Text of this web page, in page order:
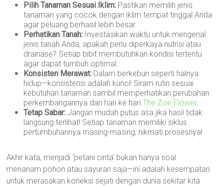
Pilih Tanaman Sesuai Iklim: Pastikan memilih jenis
tanaman yang cocok dengan iklim tempat tinggal Anda
agar peluang berhasil lebih besar.
Perhatikan Tanah: Investasikan waktu untuk mengenal
jenis tanah Anda; apakah perlu diperkaya nutrisi atau
drainase? Setiap bibit membutuhkan kondisi tertentu
agar dapat tumbuh optimal.
Konsisten Merawat: Dalam berkebun seperti halnya
hidup—konsistensi adalah kunci! Siram rutin sesuai
kebutuhan tanaman sambil memperhatikan perubahan
perkembangannya dari hari ke hari.The Zoe Flower.
Tetap Sabar: Jangan mudah putus asa jika hasil tidak
langsung terlihat! Setiap tanaman memiliki siklus
pertumbuhannya masing-masing; nikmati prosesnya!
Akhir kata, menjadi ‘petani cinta’ bukan hanya soal
menanam pohon atau sayuran saja—ini adalah kesempatan
untuk merasakan koneksi sejati dengan dunia sekitar kita